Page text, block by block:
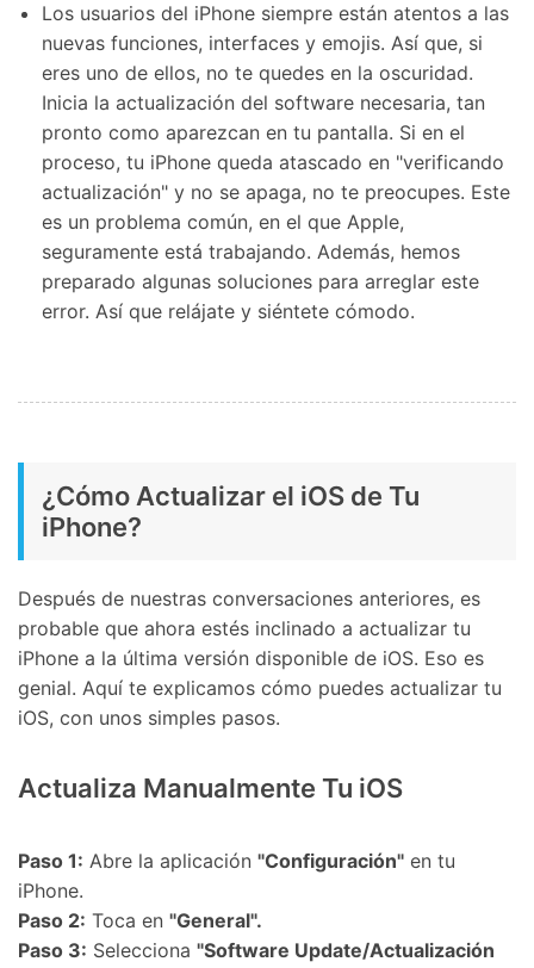
Los usuarios del iPhone siempre están atentos a las
nuevas funciones, interfaces y emojis. Así que, si
eres uno de ellos, no te quedes en la oscuridad.
Inicia la actualización del software necesaria, tan
pronto como aparezcan en tu pantalla. Si en el
proceso, tu iPhone queda atascado en "verificando
actualización" y no se apaga, no te preocupes. Este
es un problema común, en el que Apple,
seguramente está trabajando. Además, hemos
preparado algunas soluciones para arreglar este
error. Así que relájate y siéntete cómodo.
󠀰¿Cómo Actualizar el iOS de Tu
iPhone?󠀲󠀡󠀡󠀣󠀠󠀨󠀦󠀡󠀡󠀳
Después de nuestras conversaciones anteriores, es
probable que ahora estés inclinado a actualizar tu
iPhone a la última versión disponible de iOS. Eso es
genial. Aquí te explicamos cómo puedes actualizar tu
iOS, con unos simples pasos.
Actualiza Manualmente Tu iOS
Paso 1: Abre la aplicación "Configuración" en tu
iPhone.
Paso 2: Toca en "General".
Paso 3: Selecciona "Software Update/Actualización